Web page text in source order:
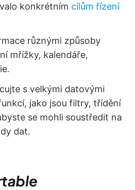
konkrétním cílům řízení
různými způsoby
mřížky, kalendáře,
s velkými datovými
jako jsou filtry, třídění
se mohli soustředit na
dat.